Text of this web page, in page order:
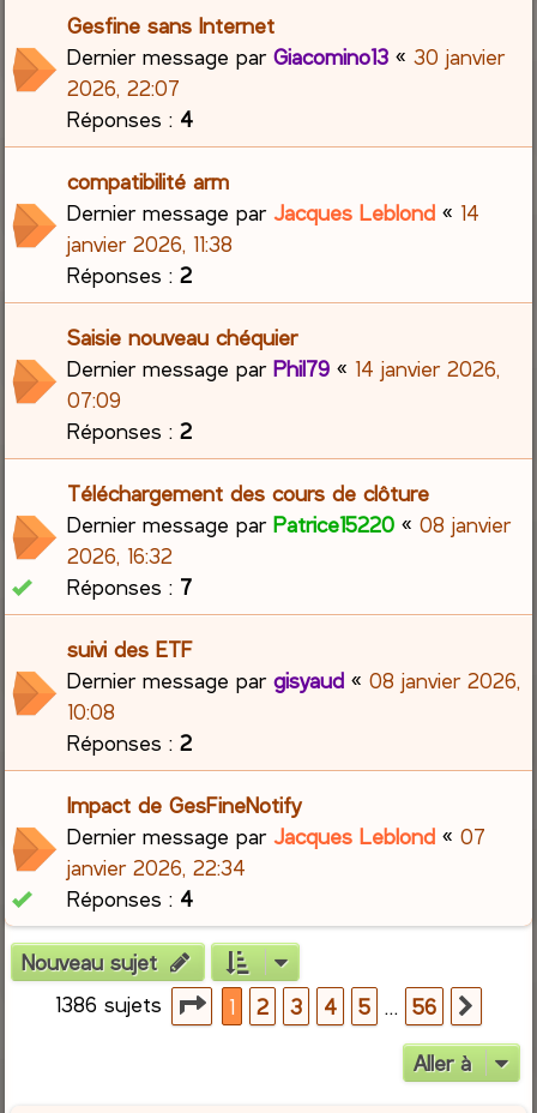
Gesfine sans Internet
Dernier message parGiacomino13 «30 janvier
2026, 22:07
Réponses : 4
compatibilité arm
Dernier message parJacques Leblond « 14
janvier 2026, 11:38
Réponses :2
Saisie nouveau chéquier
Dernier message parPhil79 « 14 janvier 2026,
07:09
Réponses :2
Téléchargement des cours de clôture
Dernier message parPatrice15220 «08 janvier
2026, 16:32
Réponses : 7
suivi des ETF
Dernier message pargisyaud «08 janvier 2026,
10:08
Réponses :2
Impact de GesFineNotify
Dernier message parJacques Leblond «07
janvier 2026, 22:34
Réponses : 4
Nouveau sujet
1386 sujets
Page1sur 56
1 2 3 4 5 … 56
Aller à